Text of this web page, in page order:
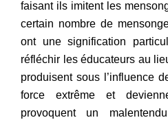
faisant ils imitent les
certain nombre de
ont une signification
réfléchir les éducateurs au
produisent sous l’influence
force extrême et
provoquent un